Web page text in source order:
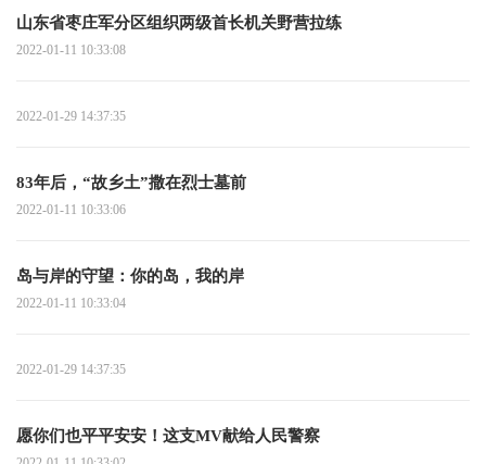
山东省枣庄军分区组织两级首长机关野营拉练
2022-01-11 10:33:08
2022-01-29 14:37:35
83年后，“故乡土”撒在烈士墓前
2022-01-11 10:33:06
岛与岸的守望：你的岛，我的岸
2022-01-11 10:33:04
2022-01-29 14:37:35
愿你们也平平安安！这支MV献给人民警察